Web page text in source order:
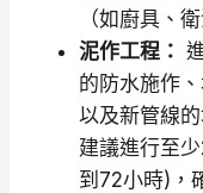
（如廚具、
泥作工程：
的防水施作
以及新管線
建議進行至
到72小時)，